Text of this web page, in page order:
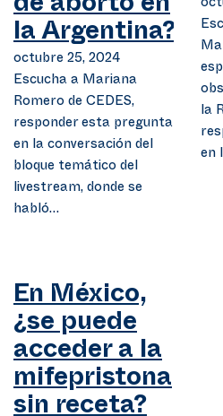
de aborto en
la Argentina?
octubre 25, 2024
Escucha a Mariana
Romero de CEDES,
responder esta pregunta
en la conversación del
bloque temático del
livestream, donde se
habló…
la
en
En México,
¿se puede
acceder a la
mifepristona
sin receta?